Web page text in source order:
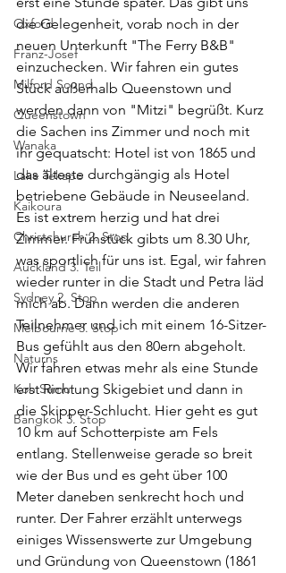
Oxford
Franz-Josef
Milford Sound
Queenstown
Wanaka
Lake Tekapo
Kaikoura
Christchurch 2. Stop
Auckland 3. Teil
Sydney 2. Stop
Melbourne 3. Stop
Naturns
Koh Samui
Bangkok 3. Stop
die Gelegenheit, vorab noch in der
neuen Unterkunft "The Ferry B&B"
einzuchecken. Wir fahren ein gutes
Stück außerhalb Queenstown und
werden dann von "Mitzi" begrüßt. Kurz
die Sachen ins Zimmer und noch mit
ihr gequatscht: Hotel ist von 1865 und
das älteste durchgängig als Hotel
betriebene Gebäude in Neuseeland.
Es ist extrem herzig und hat drei
Zimmer. Frühstück gibts um 8.30 Uhr,
was sportlich für uns ist. Egal, wir fahren
wieder runter in die Stadt und Petra läd
mich ab. Dann werden die anderen
Teilnehmer und ich mit einem 16-Sitzer-
Bus gefühlt aus den 80ern abgeholt.
Wir fahren etwas mehr als eine Stunde
erst Richtung Skigebiet und dann in
die Skipper-Schlucht. Hier geht es gut
10 km auf Schotterpiste am Fels
entlang. Stellenweise gerade so breit
wie der Bus und es geht über 100
Meter daneben senkrecht hoch und
runter. Der Fahrer erzählt unterwegs
einiges Wissenswerte zur Umgebung
und Gründung von Queenstown (1861